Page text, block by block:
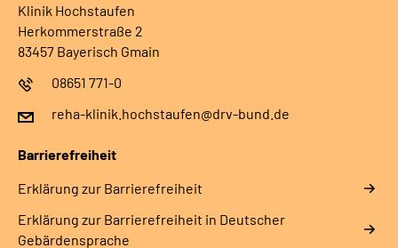
Klinik Hochstaufen
Herkommerstraße 2
83457 Bayerisch Gmain
08651 771-0
reha-klinik.hochstaufen@drv-bund.de
Barrierefreiheit
Erklärung zur Barrierefreiheit
Erklärung zur Barrierefreiheit in Deutscher
Gebärdensprache